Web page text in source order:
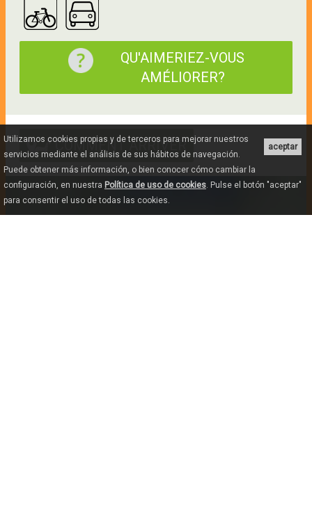
QU'AIMERIEZ-VOUS
AMÉLIORER?
COMMENT ARRIVER aceptar
Utilizamos cookies propias y de terceros para mejorar nuestros
servicios mediante el análisis de sus hábitos de navegación.
Puede obtener más información, o bien conocer cómo cambiar la
configuración, en nuestra Política de uso de cookies. Pulse el botón "aceptar"
para consentir el uso de todas las cookies.